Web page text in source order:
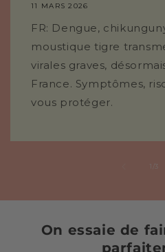
11 MARS 2026
FR: Dengue,
moustique tigre
virales graves,
France. Symptômes,
vous protéger.
1 de3
On essaie de